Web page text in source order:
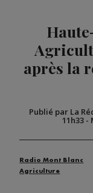
après la
Publié par La
11h33 -
Radio Mont Blanc
Agriculture